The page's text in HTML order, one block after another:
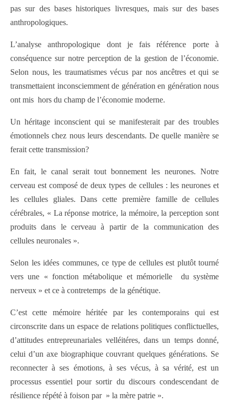
pas sur des bases historiques livresques, mais sur des bases
anthropologiques.
L’analyse anthropologique dont je fais référence porte à
conséquence sur notre perception de la gestion de l’économie.
Selon nous, les traumatismes vécus par nos ancêtres et qui se
transmettaient inconsciemment de génération en génération nous
ont mis hors du champ de l’économie moderne.
Un héritage inconscient qui se manifesterait par des troubles
émotionnels chez nous leurs descendants. De quelle manière se
ferait cette transmission?
En fait, le canal serait tout bonnement les neurones. Notre
cerveau est composé de deux types de cellules : les neurones et
les cellules gliales. Dans cette première famille de cellules
cérébrales, « La réponse motrice, la mémoire, la perception sont
produits dans le cerveau à partir de la communication des
cellules neuronales ».
Selon les idées communes, ce type de cellules est plutôt tourné
vers une « fonction métabolique et mémorielle du système
nerveux » et ce à contretemps de la génétique.
C’est cette mémoire héritée par les contemporains qui est
circonscrite dans un espace de relations politiques conflictuelles,
d’attitudes entrepreunariales velléitéres, dans un temps donné,
celui d’un axe biographique couvrant quelques générations. Se
reconnecter à ses émotions, à ses vécus, à sa vérité, est un
processus essentiel pour sortir du discours condescendant de
résilience répété à foison par » la mère patrie ».